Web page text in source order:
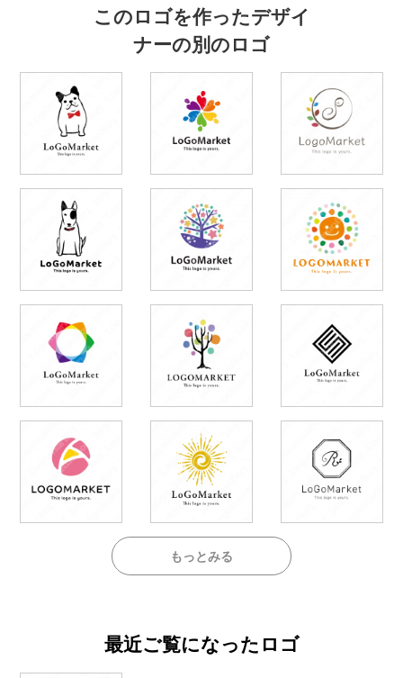
このロゴを作ったデザイ
ナーの別のロゴ
もっとみる
最近ご覧になったロゴ